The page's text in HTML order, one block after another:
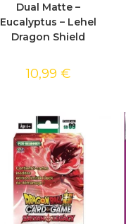
Dual Matte –
Eucalyptus – Lehel
Dragon Shield
10,99 €